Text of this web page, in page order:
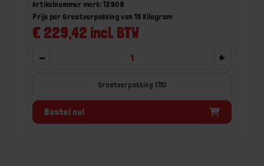
Artikelnummer merk: 12908
€ 229,42 incl. BTW
Prijs per Grootverpakking van 15 Kilogram
- +
Grootverpakking (15)
Bestel nu!